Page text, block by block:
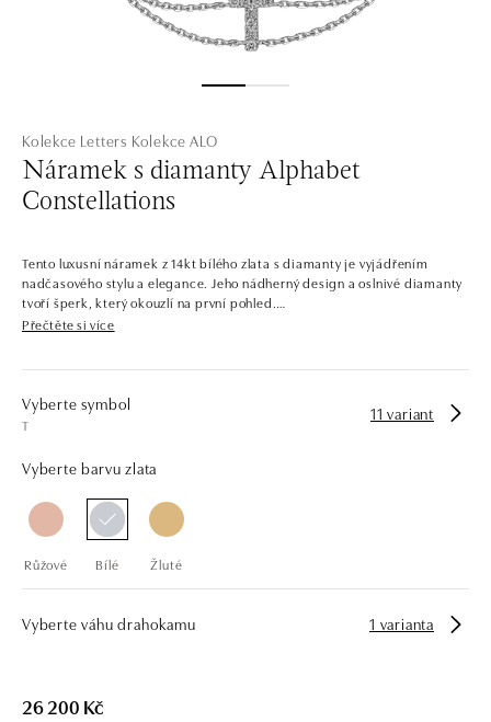
Kolekce Letters Kolekce ALO
Náramek s diamanty Alphabet
Constellations
Tento luxusní náramek z 14kt bílého zlata s diamanty je vyjádřením
nadčasového stylu a elegance. Jeho nádherný design a oslnivé diamanty
tvoří šperk, který okouzlí na první pohled.
zásnubní prsten nebo diamantový náramek či náhrdelník, nedarujete s
námi pouze šperk, ale také chytrou investici.
Přečtěte si více
Vyberte symbol
T
11 variant
Vyberte barvu zlata
Růžové Bílé Žluté
Vyberte váhu drahokamu 1 varianta
26 200 Kč